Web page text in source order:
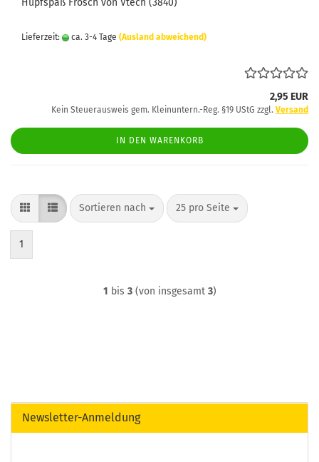
Hüpfspaß Frosch von Vtech (3840)
Lieferzeit: ca. 3-4 Tage (Ausland abweichend)
2,95 EUR
Kein Steuerausweis gem. Kleinuntern.-Reg. §19 UStG zzgl. Versand
IN DEN WARENKORB
Sortieren nach
Sortieren nach 25 pro Seite
pro Seite
1
1 bis 3(von insgesamt 3)
Newsletter-Anmeldung